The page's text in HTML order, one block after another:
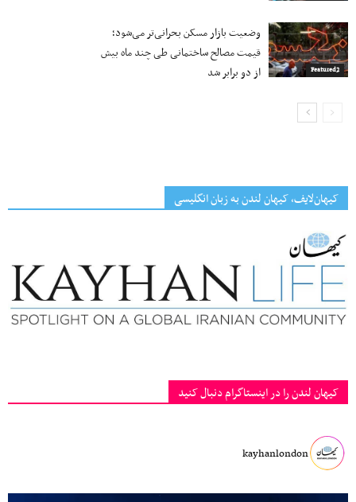
Featured2
وضعیت بازار مسکن بحرانی‌تر می‌شود؛
قیمت مصالح ساختمانی طی چند ماه بیش
از دو برابر شد
کیهان‌لایف، کیهان لندن به زبان انگلیسی
کیهان لندن را در اینستاگرام دنبال کنید
kayhanlondon